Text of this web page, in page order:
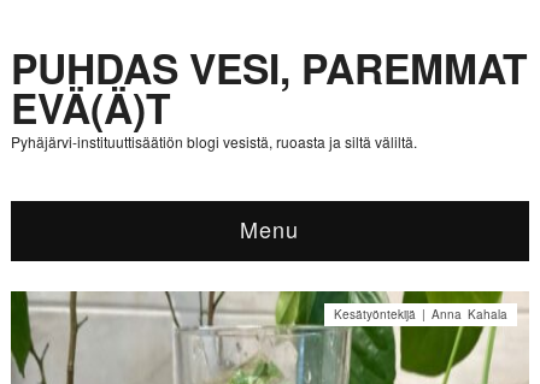
PUHDAS VESI, PAREMMAT
EVÄ(Ä)T
Pyhäjärvi-instituuttisäätiön blogi vesistä, ruoasta ja siltä väliltä.
Menu
Kesätyöntekijä | Anna Kahala